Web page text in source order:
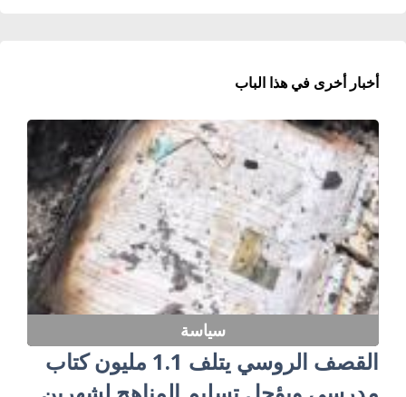
أخبار أخرى في هذا الباب
سياسة
القصف الروسي يتلف 1.1 مليون كتاب